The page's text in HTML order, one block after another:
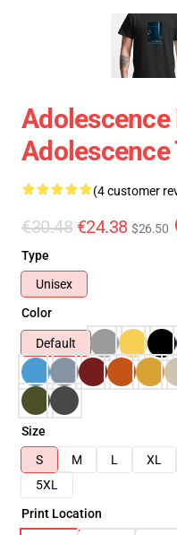
Adolescence
(4 customer
€30.48 €24.38 $26.50
Type
Unisex
Color
Default
Size
S
M L XL
5XL
Print Location